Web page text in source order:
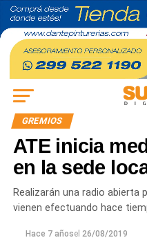
GREMIOS
ATE inicia
en la sede
Realizarán una radio abierta
vienen efectuando hace
Hace 7 añosel 26/08/2019